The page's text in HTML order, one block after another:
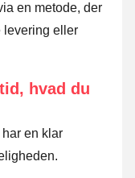
en metode, der
levering eller
hvad du
en klar